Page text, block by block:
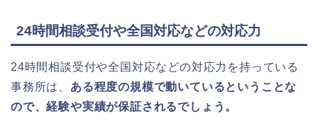
24時間相談受付や全国対応などの対応力
24時間相談受付や全国対応などの対応力を持っている
事務所は、 ある程度の規模で動いているということな
ので、経験や実績が保証されるでしょう。